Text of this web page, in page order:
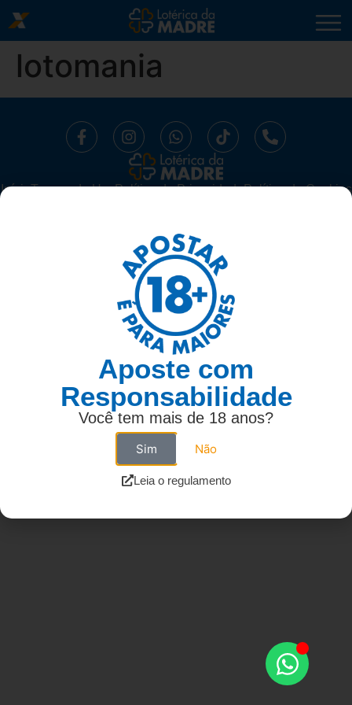
lotomania
Início⁠Termos de UsoPolítica de PrivacidadePolítica de Cookies
AV. MADRE LEONIA MILITO, 1175, SALA 06 SUBSOLO - BELA
SUIÇA, LONDRINA/ PARANÁ - 86050-270
TELEFONE: 43 3337-1117
Aposte com
Responsabilidade
Você tem mais de 18 anos?
Sim Não
Leia o regulamento